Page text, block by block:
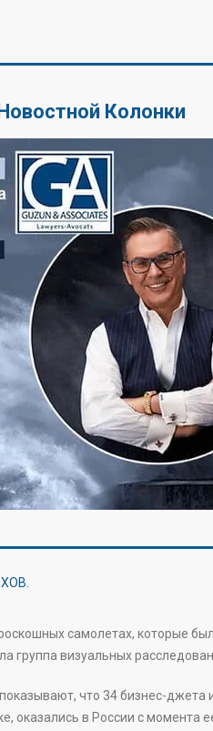
Колонки
самолетах, которые
группа визуальных
что 34 бизнес-джета
оказались в России с момента